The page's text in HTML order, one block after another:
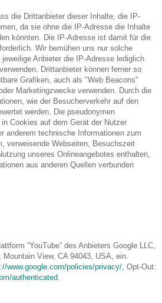
die Drittanbieter dieser Inhalte, die IP-
da sie ohne die IP-Adresse die Inhalte
könnten. Die IP-Adresse ist damit für die
Wir bemühen uns nur solche
jeweilige Anbieter die IP-Adresse lediglich
Drittanbieter können ferner so
Grafiken, auch als "Web Beacons"
Marketingzwecke verwenden. Durch die
wie der Besucherverkehr auf den
werden. Die pseudonymen
in Cookies auf dem Gerät der Nutzer
anderem technische Informationen zum
verweisende Webseiten, Besuchszeit
unseres Onlineangebotes enthalten,
aus anderen Quellen verbunden
“YouTube” des Anbieters Google LLC,
Mountain View, CA 94043, USA, ein.
www.google.com/policies/privacy/, Opt-Out:
authenticated.